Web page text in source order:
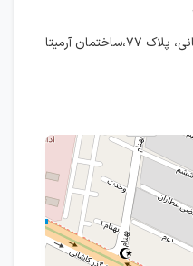
تهران، فلکه صادقیه، خیابان کاشانی، پلاک ۷۷،ساختمان آرمیتا